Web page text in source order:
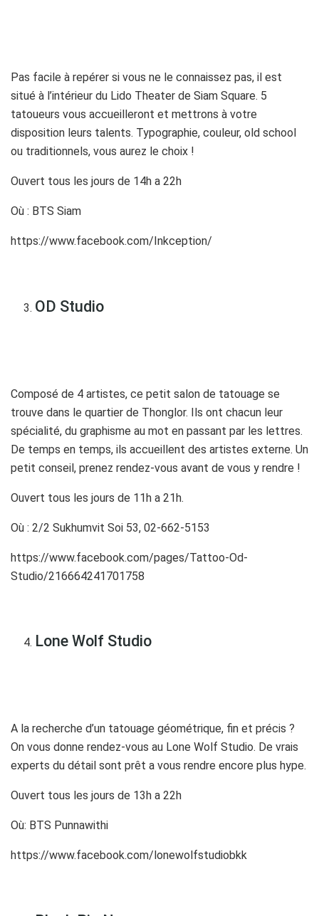
Pas facile à repérer si vous ne le connaissez pas, il est
situé à l’intérieur du Lido Theater de Siam Square. 5
tatoueurs vous accueilleront et mettrons à votre
disposition leurs talents. Typographie, couleur, old school
ou traditionnels, vous aurez le choix !
Ouvert tous les jours de 14h a 22h
Où : BTS Siam
https://www.facebook.com/Inkception/
OD Studio
Composé de 4 artistes, ce petit salon de tatouage se
trouve dans le quartier de Thonglor. Ils ont chacun leur
spécialité, du graphisme au mot en passant par les lettres.
De temps en temps, ils accueillent des artistes externe. Un
petit conseil, prenez rendez-vous avant de vous y rendre !
Ouvert tous les jours de 11h a 21h.
Où : 2/2 Sukhumvit Soi 53, 02-662-5153
https://www.facebook.com/pages/Tattoo-Od-
Studio/216664241701758
Lone Wolf Studio
A la recherche d’un tatouage géométrique, fin et précis ?
On vous donne rendez-vous au Lone Wolf Studio. De vrais
experts du détail sont prêt a vous rendre encore plus hype.
Ouvert tous les jours de 13h a 22h
Où: BTS Punnawithi
https://www.facebook.com/lonewolfstudiobkk